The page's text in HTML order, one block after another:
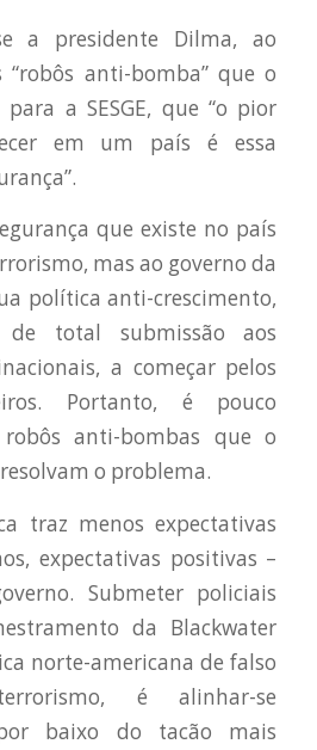
a presidente Dilma, ao
anti-bomba” que o
a SESGE, que “o pior
em um país é essa
que existe no país
mas ao governo da
política anti-crescimento,
total submissão aos
a começar pelos
Portanto, é pouco
anti-bombas que o
o problema.
traz menos expectativas
expectativas positivas –
Submeter policiais
da Blackwater
norte-americana de falso
é alinhar-se
baixo do tacão mais